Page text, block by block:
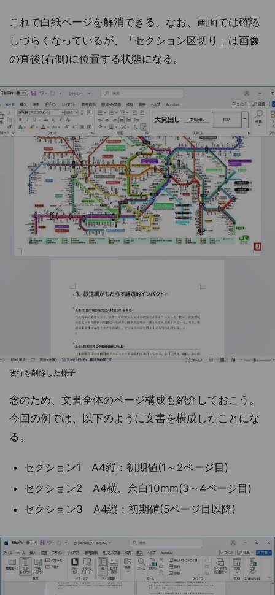
これで白紙ページを解消できる。なお、画面では確認
しづらくなっているが、「セクション区切り」は画像
の直後(右側)に位置する状態になる。
改行を削除した様子
念のため、文書全体のページ構成も紹介しておこう。
今回の例では、以下のように文書を構成したことにな
る。
セクション1 A4縦：初期値(1～2ページ目)
セクション2 A4横、余白10mm(3～4ページ目)
セクション3 A4縦：初期値(5ページ目以降)